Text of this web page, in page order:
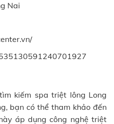
Nai
kiếm spa triệt lông Long
bạn có thể tham khảo đến
áp dụng công nghệ triệt